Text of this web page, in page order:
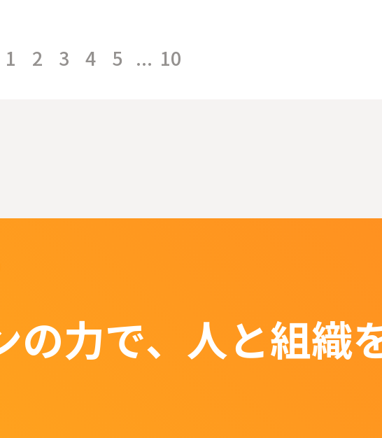
1 2 3 4 5 10
力で、人と組織